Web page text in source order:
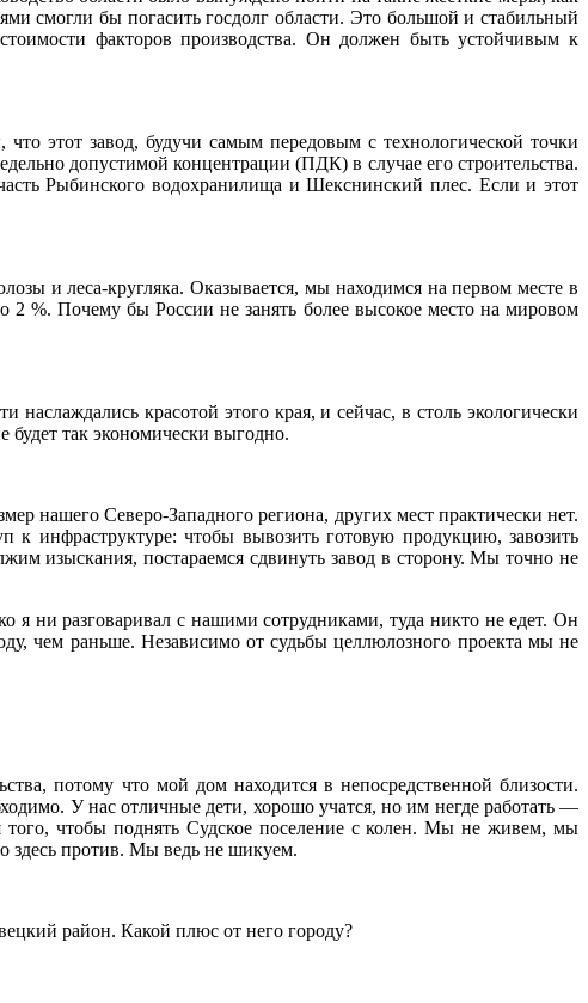
смогли бы погасить госдолг области. Это большой и стабильный
факторов производства. Он должен быть устойчивым к
этот завод, будучи самым передовым с технологической точки
допустимой концентрации (ПДК) в случае его строительства.
Рыбинского водохранилища и Шекснинский плес. Если и этот
и леса-кругляка. Оказывается, мы находимся на первом месте в
%. Почему бы России не занять более высокое место на мировом
красотой этого края, и сейчас, в столь экологически
будет так экономически выгодно.
нашего Северо-Западного региона, других мест практически нет.
инфраструктуре: чтобы вывозить готовую продукцию, завозить
изыскания, постараемся сдвинуть завод в сторону. Мы точно не
я ни разговаривал с нашими сотрудниками, туда никто не едет. Он
чем раньше. Независимо от судьбы целлюлозного проекта мы не
потому что мой дом находится в непосредственной близости.
У нас отличные дети, хорошо учатся, но им негде работать —
чтобы поднять Судское поселение с колен. Мы не живем, мы
против. Мы ведь не шикуем.
район. Какой плюс от него городу?